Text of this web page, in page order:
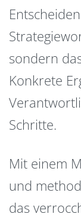
sondern
Konkrete
Schritte.
Mit einem
und
das